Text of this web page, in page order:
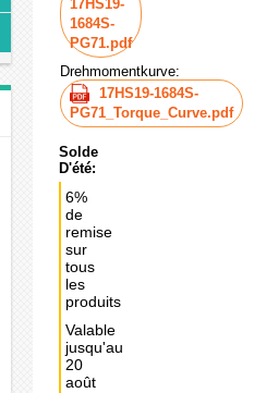
17HS19-
1684S-
PG71.pdf
Drehmomentkurve:
17HS19-1684S-
PG71_Torque_Curve.pdf
Solde
D'été:
6%
de
remise
sur
tous
les
produits
Valable
jusqu'au
20
août